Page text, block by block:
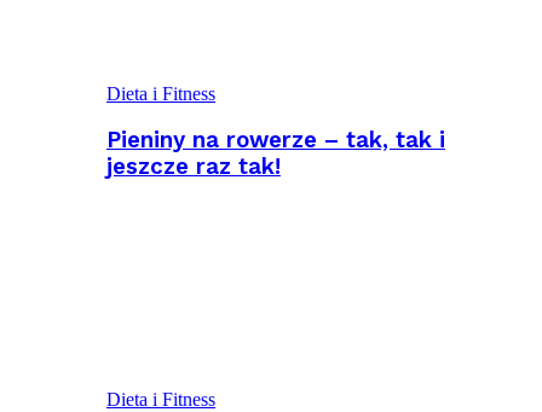
Dieta i Fitness
Pieniny na rowerze – tak, tak i
jeszcze raz tak!
Dieta i Fitness